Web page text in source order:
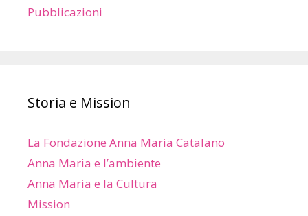
Pubblicazioni
Storia e Mission
La Fondazione Anna Maria Catalano
Anna Maria e l’ambiente
Anna Maria e la Cultura
Mission